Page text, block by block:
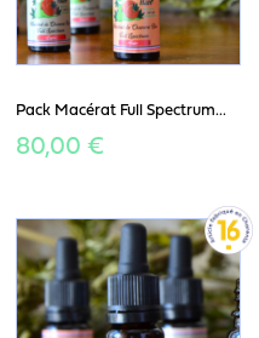
Pack Macérat Full Spectrum...
80,00 €